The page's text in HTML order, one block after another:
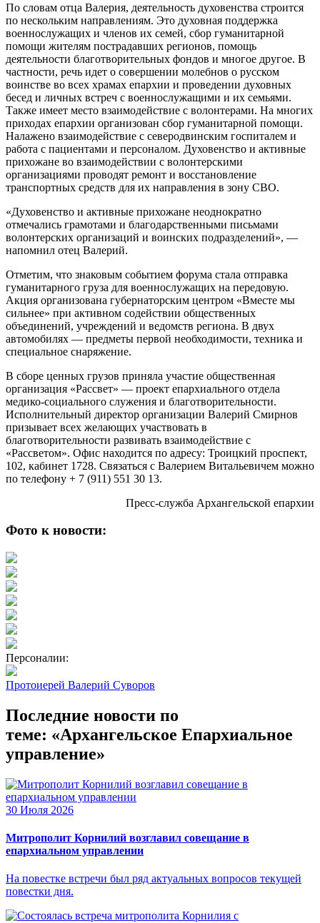
По словам отца Валерия, деятельность духовенства строится
по нескольким направлениям. Это духовная поддержка
военнослужащих и членов их семей, сбор гуманитарной
помощи жителям пострадавших регионов, помощь
деятельности благотворительных фондов и многое другое. В
частности, речь идет о совершении молебнов о русском
воинстве во всех храмах епархии и проведении духовных
бесед и личных встреч с военнослужащими и их семьями.
Также имеет место взаимодействие с волонтерами. На многих
приходах епархии организован сбор гуманитарной помощи.
Налажено взаимодействие с северодвинским госпиталем и
работа с пациентами и персоналом. Духовенство и активные
прихожане во взаимодействии с волонтерскими
организациями проводят ремонт и восстановление
транспортных средств для их направления в зону СВО.
«Духовенство и активные прихожане неоднократно
отмечались грамотами и благодарственными письмами
волонтерских организаций и воинских подразделений», —
напомнил отец Валерий.
Отметим, что знаковым событием форума стала отправка
гуманитарного груза для военнослужащих на передовую.
Акция организована губернаторским центром «Вместе мы
сильнее» при активном содействии общественных
объединений, учреждений и ведомств региона. В двух
автомобилях — предметы первой необходимости, техника и
специальное снаряжение.
В сборе ценных грузов приняла участие общественная
организация «Рассвет» — проект епархиального отдела
медико-социального служения и благотворительности.
Исполнительный директор организации Валерий Смирнов
призывает всех желающих участвовать в
благотворительности развивать взаимодействие с
«Рассветом». Офис находится по адресу: Троицкий проспект,
102, кабинет 1728. Связаться с Валерием Витальевичем можно
по телефону + 7 (911) 551 30 13.
Пресс-служба Архангельской епархии
Фото к новости:
Персоналии:
Протоиерей Валерий Суворов
Последние новости по
теме: «Архангельское Епархиальное
управление»
30 Июля 2026
Митрополит Корнилий возглавил совещание в
епархиальном управлении
На повестке встречи был ряд актуальных вопросов текущей
повестки дня.